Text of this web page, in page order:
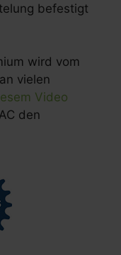
befestigt
wird vom
an vielen
Video
den